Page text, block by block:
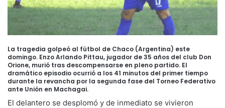
La tragedia golpeó al fútbol de Chaco (Argentina) este
domingo. Enzo Arlando Pittau, jugador de 35 años del club Don
Orione, murió tras descompensarse en pleno partido. El
dramático episodio ocurrió a los 41 minutos del primer tiempo
durante la revancha por la segunda fase del Torneo Federativo
ante Unión en Machagai.
El delantero se desplomó y de inmediato se vivieron